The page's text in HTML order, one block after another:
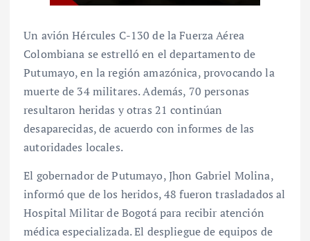
Un avión Hércules C-130 de la Fuerza Aérea
Colombiana se estrelló en el departamento de
Putumayo, en la región amazónica, provocando la
muerte de 34 militares. Además, 70 personas
resultaron heridas y otras 21 continúan
desaparecidas, de acuerdo con informes de las
autoridades locales.
El gobernador de Putumayo, Jhon Gabriel Molina,
informó que de los heridos, 48 fueron trasladados al
Hospital Militar de Bogotá para recibir atención
médica especializada. El despliegue de equipos de